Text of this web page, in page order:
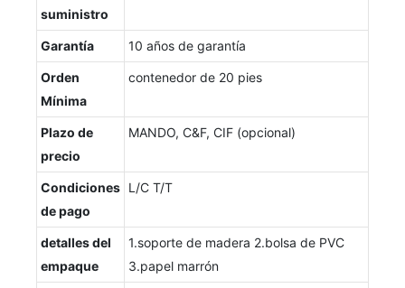
suministro
Garantía 10 años de garantía
Orden
Mínima
contenedor de 20 pies
Plazo de
precio
MANDO, C&F, CIF (opcional)
Condiciones
de pago
L/C T/T
detalles del
empaque
1.soporte de madera 2.bolsa de PVC
3.papel marrón